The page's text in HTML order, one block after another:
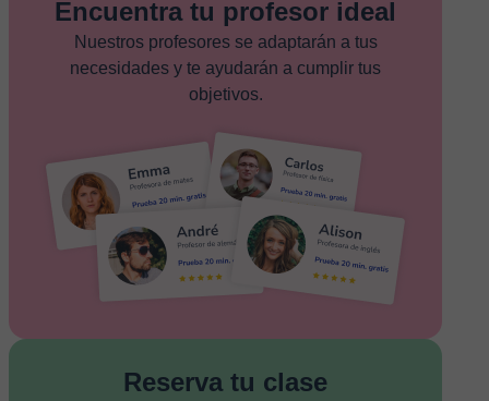
Encuentra tu profesor ideal
Nuestros profesores se adaptarán a tus
necesidades y te ayudarán a cumplir tus
objetivos.
Reserva tu clase